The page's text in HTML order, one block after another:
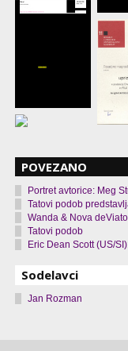
POVEZANO
Portret avtorice: Meg
Tatovi podob
Wanda & Nova
Tatovi podob
Eric Dean Scott (US/
Sodelavci
Jan Rozman